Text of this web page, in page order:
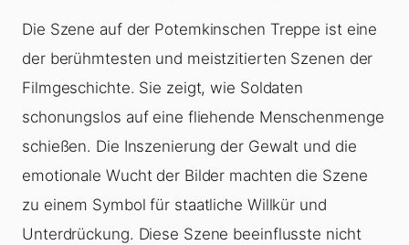
Die Szene auf der Potemkinschen Treppe ist eine
der berühmtesten und meistzitierten Szenen der
Filmgeschichte. Sie zeigt, wie Soldaten
schonungslos auf eine fliehende Menschenmenge
schießen. Die Inszenierung der Gewalt und die
emotionale Wucht der Bilder machten die Szene
zu einem Symbol für staatliche Willkür und
Unterdrückung. Diese Szene beeinflusste nicht